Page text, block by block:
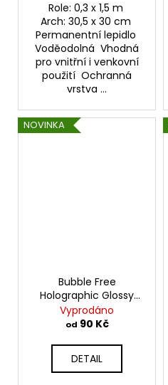
Role: 0,3 x 1,5 m
Arch: 30,5 x 30 cm
Permanentní lepidlo
Voděodolná Vhodná
pro vnitřní i venkovní
použití Ochranná
vrstva ...
NOVINKA
Bubble Free
Holographic Glossy
Rainbow - Olive
Samolepící vinylová
Vyprodáno
od 90 Kč
DETAIL